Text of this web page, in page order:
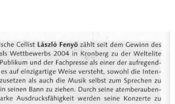
den Satan selber. Andere sahen in ihm
den Drachenbezwinger. Wieder andere
im 20. Kapitel der Apokalypse
Engel gesprochen wird, der den
hat und den Satan in diesen